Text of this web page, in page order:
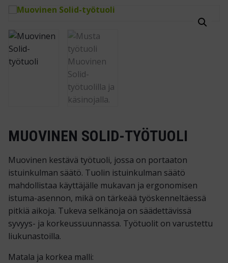
MUOVINEN SOLID-TYÖTUOLI
Muovinen kestävä työtuoli, jossa on portaaton
istuinkulman säätö. Tuolin istuinkulman säätö
mahdollistaa käyttäjälle mukavan ja ergonomisen
istuma-asennon, mikä on tärkeää työskenneltäessä
pitkiä aikoja. Tukeva selkänoja on säädettävissä
syvyys- ja korkeussuunnassa. Työtuolit on varustettu
liukunastoilla.
Matala ja korkea malli: